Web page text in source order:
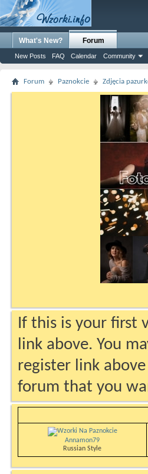
What's New? Forum
New Posts FAQ Calendar Community
Forum Paznokcie Zdjęcia
If this is your first
link above. You
register link
forum that you
Annamon79
Russian Style